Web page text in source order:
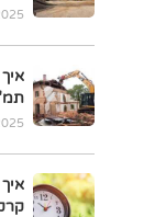
תמ"א 38